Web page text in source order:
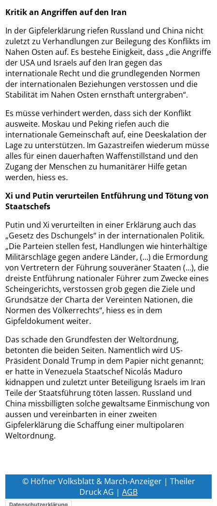
Kritik an Angriffen auf den Iran
In der Gipfelerklärung riefen Russland und China nicht
zuletzt zu Verhandlungen zur Beilegung des Konflikts im
Nahen Osten auf. Es bestehe Einigkeit, dass „die Angriffe
der USA und Israels auf den Iran gegen das
internationale Recht und die grundlegenden Normen
der internationalen Beziehungen verstossen und die
Stabilität im Nahen Osten ernsthaft untergraben“.
Es müsse verhindert werden, dass sich der Konflikt
ausweite. Moskau und Peking riefen auch die
internationale Gemeinschaft auf, eine Deeskalation der
Lage zu unterstützen. Im Gazastreifen wiederum müsse
alles für einen dauerhaften Waffenstillstand und den
Zugang der Menschen zu humanitärer Hilfe getan
werden, hiess es.
Xi und Putin verurteilen Entführung und Tötung von
Staatschefs
Putin und Xi verurteilten in einer Erklärung auch das
„Gesetz des Dschungels“ in der internationalen Politik.
„Die Parteien stellen fest, Handlungen wie hinterhältige
Militärschläge gegen andere Länder, (…) die Ermordung
von Vertretern der Führung souveräner Staaten (…), die
dreiste Entführung nationaler Führer zum Zwecke eines
Scheingerichts, verstossen grob gegen die Ziele und
Grundsätze der Charta der Vereinten Nationen, die
Normen des Völkerrechts“, hiess es in dem
Gipfeldokument weiter.
Das schade den Grundfesten der Weltordnung,
betonten die beiden Seiten. Namentlich wird US-
Präsident Donald Trump in dem Papier nicht genannt;
er hatte in Venezuela Staatschef Nicolás Maduro
kidnappen und zuletzt unter Beteiligung Israels im Iran
Teile der Staatsführung töten lassen. Russland und
China missbilligten solche gewaltsame Einmischung von
aussen und vereinbarten in einer zweiten
Gipfelerklärung die Schaffung einer multipolaren
Weltordnung.
© Höfner Volksblatt & March-Anzeiger | Theiler
Druck AG | AGB
Datenschutzerklärung